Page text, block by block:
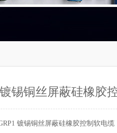
锡铜丝屏蔽硅橡胶
镀锡铜丝屏蔽硅橡胶控制软电缆